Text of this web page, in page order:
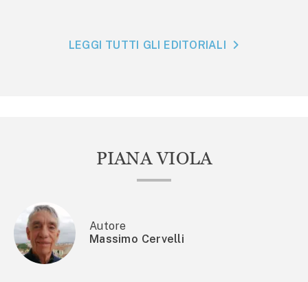
LEGGI TUTTI GLI EDITORIALI
PIANA VIOLA
Autore
Massimo Cervelli